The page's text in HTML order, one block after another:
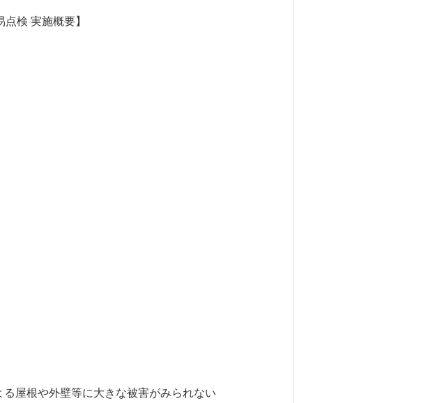
検 実施概要】
屋根や外壁等に大きな被害がみられない